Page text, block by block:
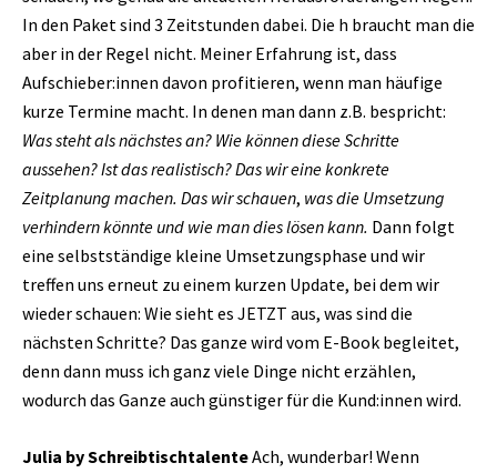
In den Paket sind 3 Zeitstunden dabei. Die h braucht man die
aber in der Regel nicht. Meiner Erfahrung ist, dass
Aufschieber:innen davon profitieren, wenn man häufige
kurze Termine macht. In denen man dann z.B. bespricht:
Was steht als nächstes an? Wie können diese Schritte
aussehen? Ist das realistisch? Das wir eine konkrete
Zeitplanung machen. Das wir schauen, was die Umsetzung
verhindern könnte und wie man dies lösen kann. Dann folgt
eine selbstständige kleine Umsetzungsphase und wir
treffen uns erneut zu einem kurzen Update, bei dem wir
wieder schauen: Wie sieht es JETZT aus, was sind die
nächsten Schritte? Das ganze wird vom E-Book begleitet,
denn dann muss ich ganz viele Dinge nicht erzählen,
wodurch das Ganze auch günstiger für die Kund:innen wird.
Julia by SchreibtischtalenteAch, wunderbar! Wenn